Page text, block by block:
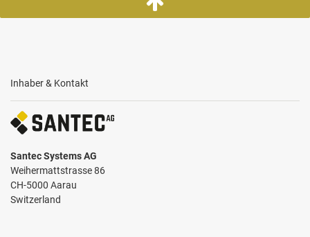
Inhaber & Kontakt
Santec Systems AG
Weihermattstrasse 86
CH-5000 Aarau
Switzerland